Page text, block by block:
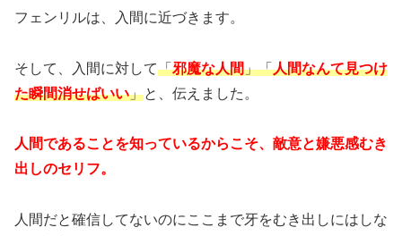
フェンリルは、入間に近づきます。
そして、入間に対して「邪魔な人間」「人間なんて見つけ
た瞬間消せばいい」と、伝えました。
人間であることを知っているからこそ、敵意と嫌悪感むき
出しのセリフ。
人間だと確信してないのにここまで牙をむき出しにはしな